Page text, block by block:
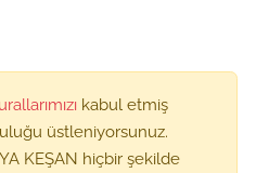
kabul etmiş
üstleniyorsunuz.
KEŞAN hiçbir şekilde